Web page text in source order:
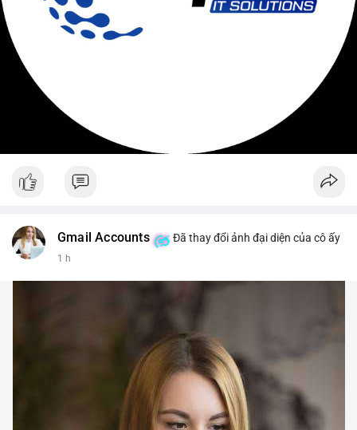
Gmail Accounts Đã thay đổi ảnh đại diện của cô ấy
1 h